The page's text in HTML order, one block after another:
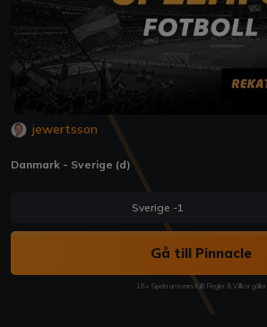
jewertsson
Danmark - Sverige (d)
Sverige -1
Gå till Pinnacle
18+ Spela ansvarsfullt Regler & Villkor gäller